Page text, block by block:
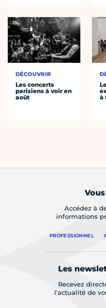
DÉCOUVRIR
Les concerts
parisiens à voir en
août
à
Accédez à
informations
PROFESSIONNEL
Les
Recevez
l'actualité de